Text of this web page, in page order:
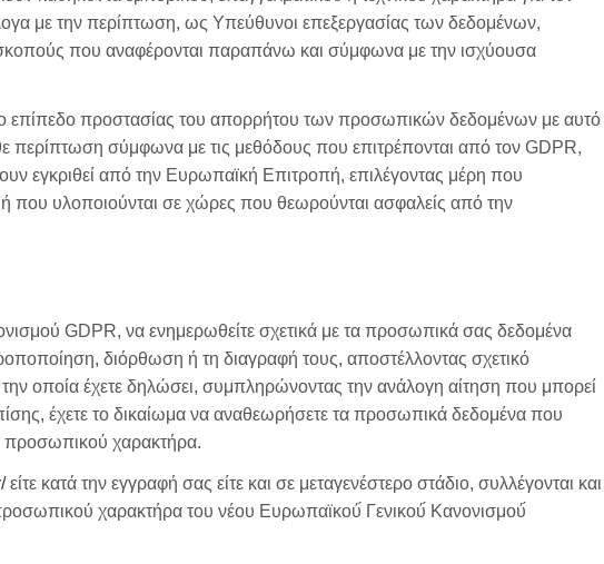
με την περίπτωση, ως Υπεύθυνοι επεξεργασίας των δεδομένων,
που αναφέρονται παραπάνω και σύμφωνα με την ισχύουσα
επίπεδο προστασίας του απορρήτου των προσωπικών δεδομένων με αυτό
περίπτωση σύμφωνα με τις μεθόδους που επιτρέπονται από τον GDPR,
εγκριθεί από την Ευρωπαϊκή Επιτροπή, επιλέγοντας μέρη που
υλοποιούνται σε χώρες που θεωρούνται ασφαλείς από την
GDPR, να ενημερωθείτε σχετικά με τα προσωπικά σας δεδομένα
διόρθωση ή τη διαγραφή τους, αποστέλλοντας σχετικό
οποία έχετε δηλώσει, συμπληρώνοντας την ανάλογη αίτηση που μπορεί
έχετε το δικαίωμα να αναθεωρήσετε τα προσωπικά δεδομένα που
προσωπικού χαρακτήρα.
είτε κατά την εγγραφή σας είτε και σε μεταγενέστερο στάδιο, συλλέγονται και
χαρακτήρα του νέου Ευρωπαϊκού́ Γενικού́ Κανονισμού́